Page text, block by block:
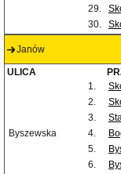
29.
30.
Janów
ULICA
1.
2.
3.
Byszewska
4.
5.
6.